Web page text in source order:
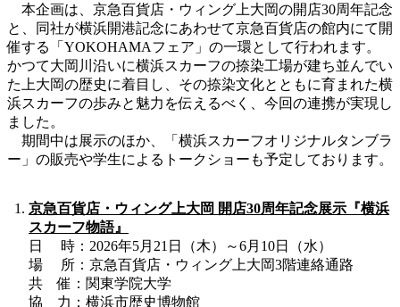
本企画は、京急百貨店・ウィング上大岡の開店30周年記念
と、同社が横浜開港記念にあわせて京急百貨店の館内にて開
催する「YOKOHAMAフェア」の一環として行われます。
かつて大岡川沿いに横浜スカーフの捺染工場が建ち並んでい
た上大岡の歴史に着目し、その捺染文化とともに育まれた横
浜スカーフの歩みと魅力を伝えるべく、今回の連携が実現し
ました。
期間中は展示のほか、「横浜スカーフオリジナルタンブラ
ー」の販売や学生によるトークショーも予定しております。
京急百貨店・ウィング上大岡 開店30周年記念展示『横浜
スカーフ物語』
日 時：2026年5月21日（木）～6月10日（水）
場 所：京急百貨店・ウィング上大岡3階連絡通路
共 催：関東学院大学
協 力：横浜市歴史博物館